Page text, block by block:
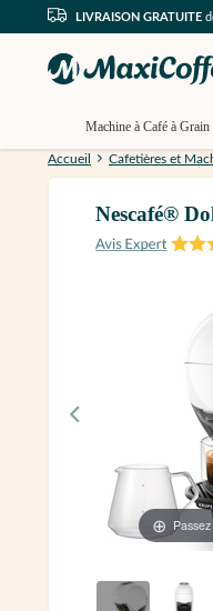
LIVRAISON GRATUITE
Machine à Café à Grain
Accueil Cafetières et
Nescafé®